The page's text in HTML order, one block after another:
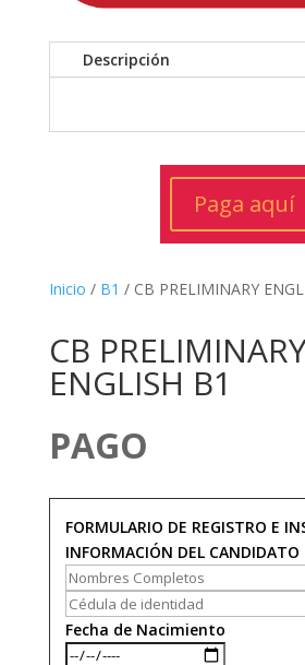
Descripción
Paga aquí
Inicio / B1 / CB PRELIMINARY
CB
ENGLISH B1
PAGO
FORMULARIO DE REGISTRO E
INFORMACIÓN DEL CANDIDATO
Fecha de Nacimiento